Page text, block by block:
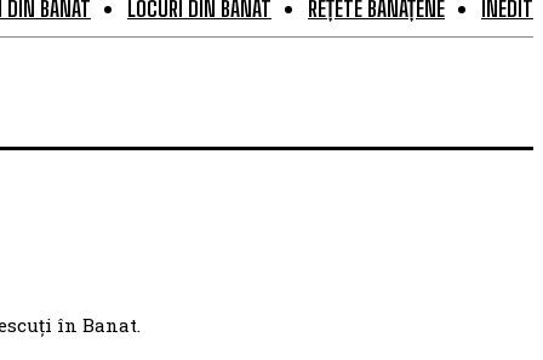
DIN BANAT LOCURI DIN BANAT REȚETE BĂNĂȚENE INEDIT
în Banat.